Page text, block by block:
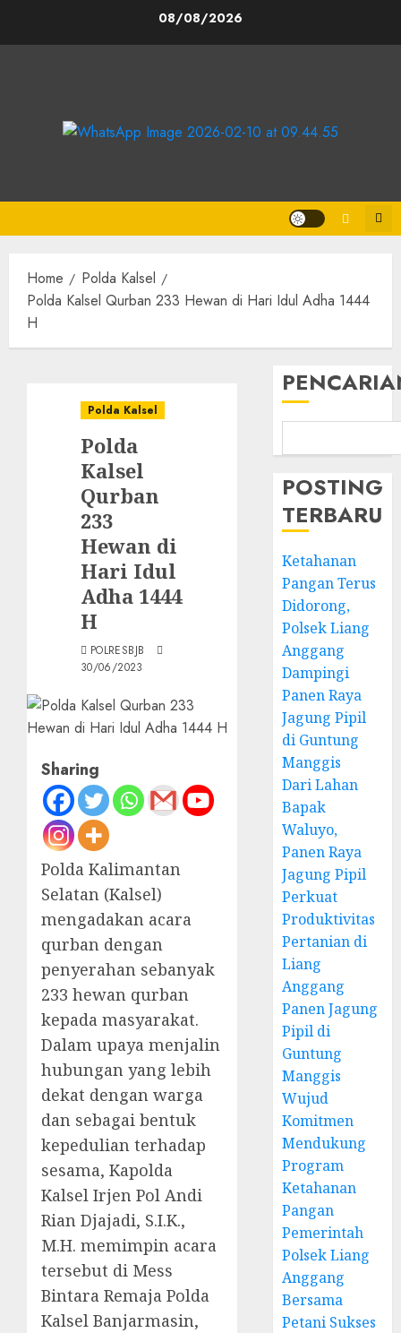
08/08/2026
Home
Polda Kalsel
Polda Kalsel Qurban 233 Hewan di Hari Idul Adha 1444
H
Polda Kalsel
Polda
Kalsel
Qurban
233
Hewan di
Hari Idul
Adha 1444
H
POLRESBJB
30/06/2023
Sharing
Polda Kalimantan
Selatan (Kalsel)
mengadakan acara
qurban dengan
penyerahan sebanyak
233 hewan qurban
kepada masyarakat.
Dalam upaya menjalin
hubungan yang lebih
dekat dengan warga
dan sebagai bentuk
kepedulian terhadap
sesama, Kapolda
Kalsel Irjen Pol Andi
Rian Djajadi, S.I.K.,
M.H. memimpin acara
tersebut di Mess
Bintara Remaja Polda
Kalsel Banjarmasin,
POSTING
TERBARU
Ketahanan
Pangan Terus
Didorong,
Polsek Liang
Anggang
Dampingi
Panen Raya
Jagung Pipil
di Guntung
Manggis
Dari Lahan
Bapak
Waluyo,
Panen Raya
Jagung Pipil
Perkuat
Produktivitas
Pertanian di
Liang
Anggang
Panen Jagung
Pipil di
Guntung
Manggis
Wujud
Komitmen
Mendukung
Program
Ketahanan
Pangan
Pemerintah
Polsek Liang
Anggang
Bersama
Petani Sukses